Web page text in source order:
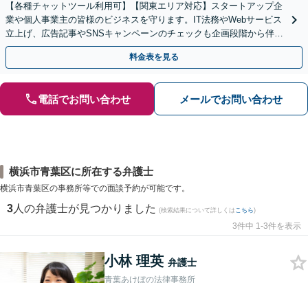
【各種チャットツール利用可】【関東エリア対応】スタートアップ企
業や個人事業主の皆様のビジネスを守ります。IT法務やWebサービス
立上げ、広告記事やSNSキャンペーンのチェックも企画段階から伴走
します。配信者特有の悩みにも対応します。
料金表を見る
電話でお問い合わせ メールでお問い合わせ
横浜市青葉区に所在する弁護士
横浜市青葉区の事務所等での面談予約が可能です。
3 人の弁護士が見つかりました (検索結果について詳しくは こちら)
3件中 1-3件を表示
小林 理英 弁護士
青葉あけぼの法律事務所